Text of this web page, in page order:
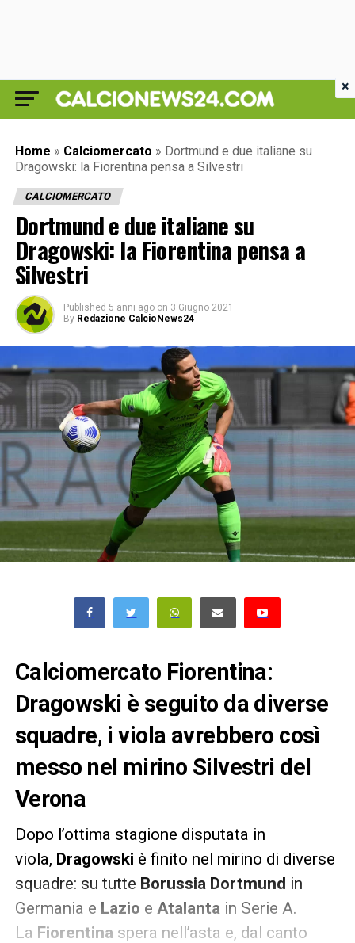
Home » Calciomercato » Dortmund e due italiane su
Dragowski: la Fiorentina pensa a Silvestri
CALCIOMERCATO
Dortmund e due italiane su
Dragowski: la Fiorentina pensa a
Silvestri
Published 5 anni ago on 3 Giugno 2021
By Redazione CalcioNews24
Calciomercato Fiorentina:
Dragowski è seguito da diverse
squadre, i viola avrebbero così
messo nel mirino Silvestri del
Verona
Dopo l’ottima stagione disputata in
viola, Dragowski è finito nel mirino di diverse
squadre: su tutte Borussia Dortmund in
Germania e Lazio e Atalanta in Serie A.
La Fiorentina spera nell’asta e, dal canto
×